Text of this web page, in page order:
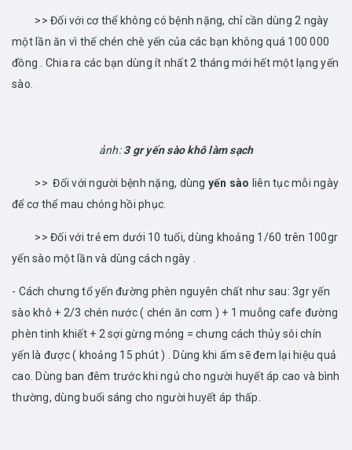
>> Đối với cơ thể không có bệnh nặng, chỉ cần dùng 2 ngày
một lần ăn vì thế chén chè yến của các bạn không quá 100 000
đồng . Chia ra các bạn dùng ít nhất 2 tháng mới hết một lạng yến
sào.
ảnh:3 gr yến sào khô làm sạch
>> Đối với người bệnh nặng, dùng yến sào liên tục mỗi ngày
để cơ thể mau chóng hồi phục.
>> Đối với trẻ em dưới 10 tuổi, dùng khoảng 1/60 trên 100gr
yến sào một lần và dùng cách ngày .
- Cách chưng tổ yến đường phèn nguyên chất như sau: 3gr yến
sào khô + 2/3 chén nước ( chén ăn cơm ) + 1 muỗng cafe đường
phèn tinh khiết + 2 sợi gừng mỏng = chưng cách thủy sôi chín
yến là được ( khoảng 15 phút ) . Dùng khi ấm sẽ đem lại hiệu quả
cao. Dùng ban đêm trước khi ngủ cho người huyết áp cao và bình
thường, dùng buổi sáng cho người huyết áp thấp.